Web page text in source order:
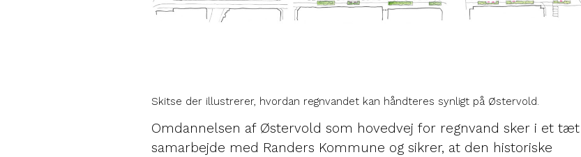
Skitse der illustrerer, hvordan regnvandet kan håndteres synligt på Østervold.
Omdannelsen af Østervold som hovedvej for regnvand sker i et tæt
samarbejde med Randers Kommune og sikrer, at den historiske